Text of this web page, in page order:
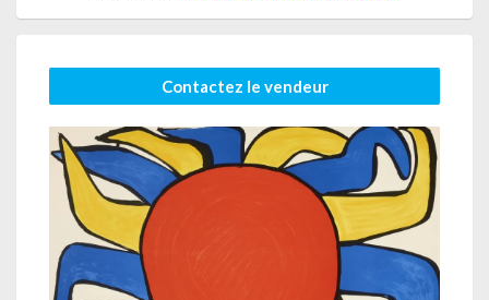
Contactez le vendeur